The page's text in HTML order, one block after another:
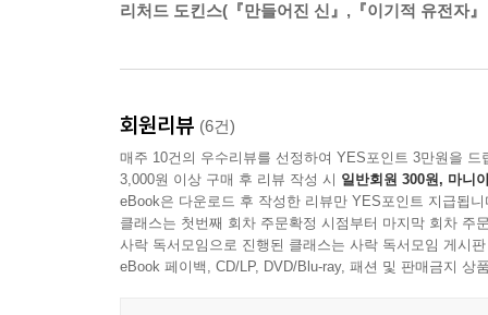
- 레이크워비곤 효과: 자신에 대해서는 후하게
점쟁이의 말 가운데 자신에게 해당되는 것에만 관
- 폭스 박사 효과: 매우 모호하고 애매한 말을
“직장에서 어떤 변화를 겪고 있다”라고 말하면
- 낚아서 찍어올리기: 심령술사들은 건강, 인간
반응을 살펴 그가 고개를 끄덕이거나 호응하는 말
- 착각을 활용하기: 내가 다른 사람과 다른 특별
리처드 도킨스(『만들어진 신』,『이기적 유전자
회원리뷰 (6건)
매주 10건의 우수리뷰를 선정하여 YES포인트 3만원을 드
3,000원 이상 구매 후 리뷰 작성 시 일반회원 300원, 마니
eBook은 다운로드 후 작성한 리뷰만 YES포인트 지급됩니
클래스는 첫번째 회차 주문확정 시점부터 마지막 회차 주
사락 독서모임으로 진행된 클래스는 사락 독서모임 게시
eBook 페이백, CD/LP, DVD/Blu-ray, 패션 및 판매금지 상